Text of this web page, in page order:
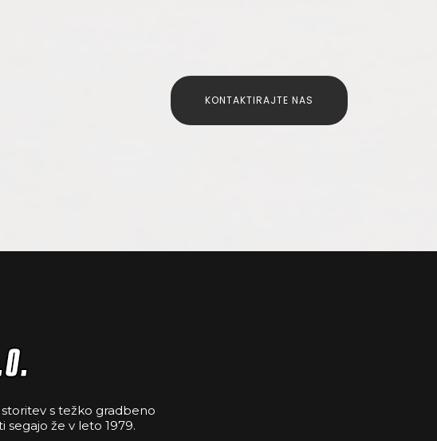
KONTAKTIRAJTE NAS
storitev s težko gradbeno
segajo že v leto 1979.